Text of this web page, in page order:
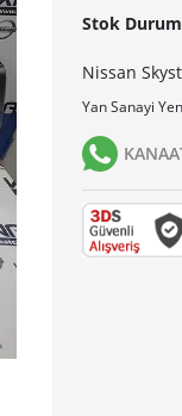
Stok
Nissan
Yan Sanayi